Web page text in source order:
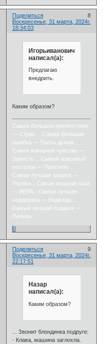
Поделиться
8
Воскресенье, 31 марта, 2024г.
18:34:03
Игорьиванович
написал(а):
Предлагаю
внедрить.
Каким образом?
Самое большое препятствие
— Страх… Самая большая
ошибка — Пасть духом…
Самое коварное чувство —
Зависть… Самый красивый
поступок — Простить…
Самая лучшая защита —
Улыбка…Самая мощная сила
— ВЕРА…Самая лучшая
поддержка — Надежда…
Самый лучший подарок —
Любовь.
0
Поделиться
9
Воскресенье, 31 марта, 2024г.
22:17:51
Назар
написал(а):
Каким образом?
... Звонит блондинка подруге:
- Клава, машина заглохла.